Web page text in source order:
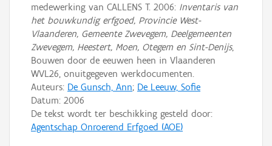
medewerking van CALLENS T. 2006: Inventaris van
het bouwkundig erfgoed, Provincie West-
Vlaanderen, Gemeente Zwevegem, Deelgemeenten
Zwevegem, Heestert, Moen, Otegem en Sint-Denijs,
Bouwen door de eeuwen heen in Vlaanderen
WVL26, onuitgegeven werkdocumenten.
Auteurs: De Gunsch, Ann; De Leeuw, Sofie
Datum: 2006
De tekst wordt ter beschikking gesteld door:
Agentschap Onroerend Erfgoed (AOE)